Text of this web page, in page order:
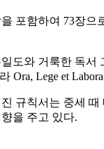
포함하여 73장으
도와 거룩한 독서
Lege et
규칙서는 중세
을 주고 있다.